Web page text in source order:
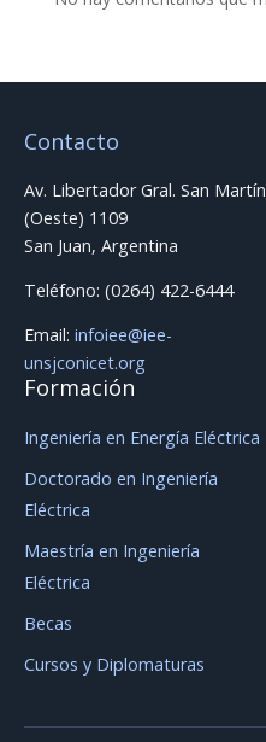
Contacto
Av. Libertador Gral. San Martín
(Oeste) 1109
San Juan, Argentina
Teléfono: (0264) 422-6444
Email: infoiee@iee-
unsjconicet.org
Formación
Ingeniería en Energía Eléctrica
Doctorado en Ingeniería
Eléctrica
Maestría en Ingeniería
Eléctrica
Becas
Cursos y Diplomaturas